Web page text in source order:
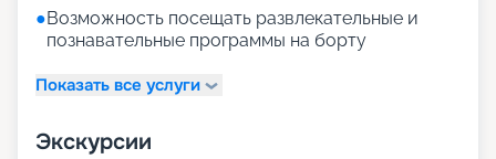
●Возможность посещать развлекательные и
познавательные программы на борту
Показать все услуги
Экскурсии